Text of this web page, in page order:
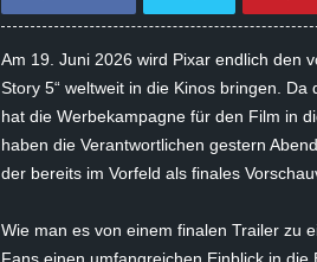
s
g
e
Am 19. Juni 2026 wird Pixar endlich den
Story 5“ weltweit in die Kinos bringen.
hat die Werbekampagne für den Film in
haben die Verantwortlichen gestern
der bereits im Vorfeld als finales
Wie man es von einem finalen Trailer zu